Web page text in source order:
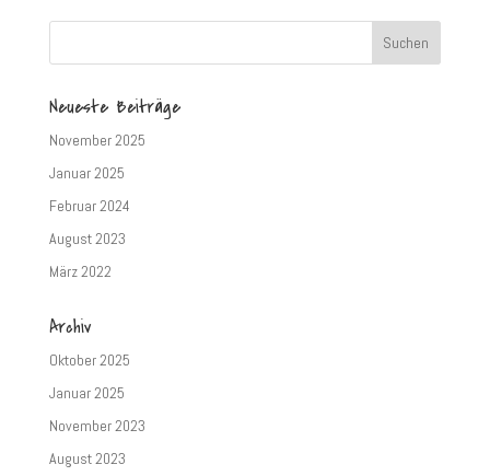
Neueste Beiträge
November 2025
Januar 2025
Februar 2024
August 2023
März 2022
Archiv
Oktober 2025
Januar 2025
November 2023
August 2023